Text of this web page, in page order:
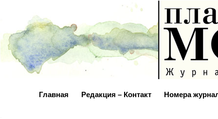
Главная Редакция – Контакт Номера